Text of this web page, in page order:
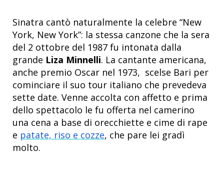
Sinatra cantò naturalmente la celebre “New
York, New York”: la stessa canzone che la sera
del 2 ottobre del 1987 fu intonata dalla
grande Liza Minnelli. La cantante americana,
anche premio Oscar nel 1973, scelse Bari per
cominciare il suo tour italiano che prevedeva
sette date. Venne accolta con affetto e prima
dello spettacolo le fu offerta nel camerino
una cena a base di orecchiette e cime di rape
e patate, riso e cozze, che pare lei gradì
molto.